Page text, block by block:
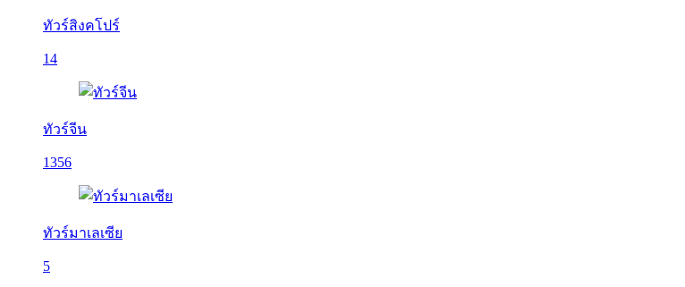
ทัวร์สิงคโปร์
14
ทัวร์จีน
1356
ทัวร์มาเลเซีย
5